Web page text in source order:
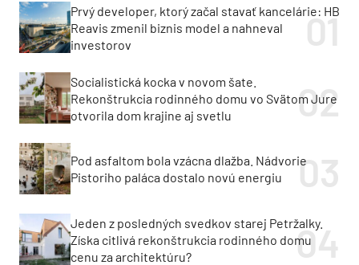
Prvý developer, ktorý začal stavať kancelárie: HB
Reavis zmenil biznis model a nahneval
investorov
Socialistická kocka v novom šate.
Rekonštrukcia rodinného domu vo Svätom Jure
otvorila dom krajine aj svetlu
Pod asfaltom bola vzácna dlažba. Nádvorie
Pistoriho paláca dostalo novú energiu
Jeden z posledných svedkov starej Petržalky.
Získa citlivá rekonštrukcia rodinného domu
cenu za architektúru?